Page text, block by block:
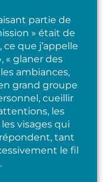
partie de
» était de
que j’appelle
« glaner des
ambiances,
grand groupe
cueillir
les
visages qui
tant
le fil